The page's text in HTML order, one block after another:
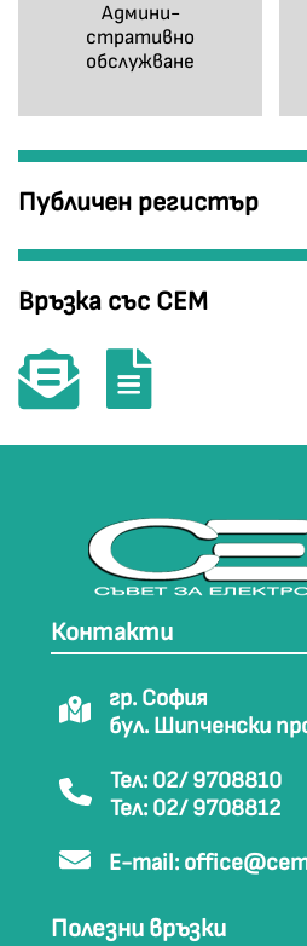
Админи-
стративно
обслужване
Публичен регистър
Връзка със СЕМ
Контакти
гр. София
бул. Шипченски
Тел: 02/ 9708810
Тел: 02/ 9708812
E-mail:
Полезни връзки